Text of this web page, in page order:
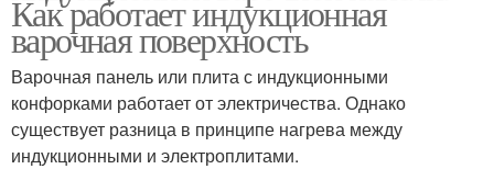
Как работает индукционная
варочная поверхность
Варочная панель или плита с индукционными
конфорками работает от электричества. Однако
существует разница в принципе нагрева между
индукционными и электроплитами.